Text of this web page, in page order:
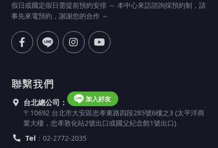
假日或國定假日需提前預約安排 ～ 本中心來訪諮詢採預約制，請
事先來電預約，謝謝您的合作 ～
聯繫我們
台北總公司： 加入好友
〒10692 台北市大安區忠孝東路四段285號6樓之3 (太平洋商
業大樓，忠孝敦化站2號出口或國父紀念館1號出口)
Tel ：02-2772-2035